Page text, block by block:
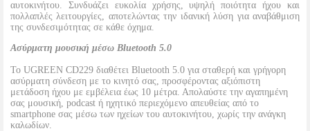
αυτοκινήτου. Συνδυάζει ευκολία χρήσης, υψηλή ποιότητα ήχου και
πολλαπλές λειτουργίες, αποτελώντας την ιδανική λύση για αναβάθμιση
της συνδεσιμότητας σε κάθε όχημα.
Ασύρματη μουσική μέσω Bluetooth 5.0
Το UGREEN CD229 διαθέτει Bluetooth 5.0 για σταθερή και γρήγορη
ασύρματη σύνδεση με το κινητό σας, προσφέροντας αξιόπιστη
μετάδοση ήχου με εμβέλεια έως 10 μέτρα. Απολαύστε την αγαπημένη
σας μουσική, podcast ή ηχητικό περιεχόμενο απευθείας από το
smartphone σας μέσω των ηχείων του αυτοκινήτου, χωρίς την ανάγκη
καλωδίων.